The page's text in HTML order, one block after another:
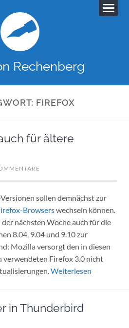
Rechenberg
FIREFOX
für ältere
sollen demnächst zur
Browserswechseln können.
nächsten Woche auch für die
8.04, 9.04 und 9.10 zur
Mozilla versorgt den in diesen
Firefox 3.0 nicht
Weiterlesen
in Thunderbird